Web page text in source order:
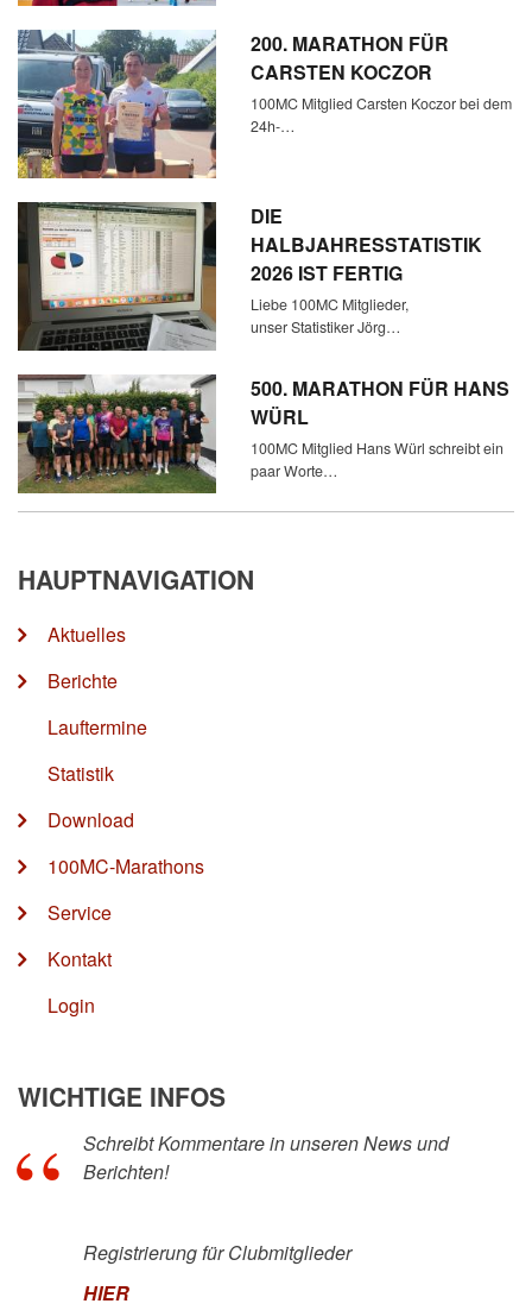
200. MARATHON FÜR
CARSTEN KOCZOR
100MC Mitglied Carsten Koczor bei dem
24h-…
DIE
HALBJAHRESSTATISTIK
2026 IST FERTIG
Liebe 100MC Mitglieder,
unser Statistiker Jörg…
500. MARATHON FÜR HANS
WÜRL
100MC Mitglied Hans Würl schreibt ein
paar Worte…
HAUPTNAVIGATION
Aktuelles
Berichte
Lauftermine
Statistik
Download
100MC-Marathons
Service
Kontakt
Login
WICHTIGE INFOS
Schreibt Kommentare in unseren News und
Berichten!
Registrierung für Clubmitglieder
HIER